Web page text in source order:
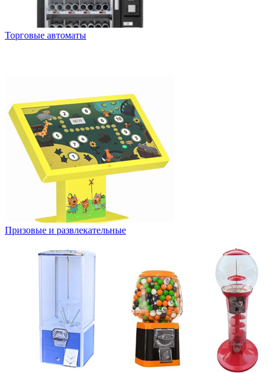
Торговые автоматы
Призовые и развлекательные